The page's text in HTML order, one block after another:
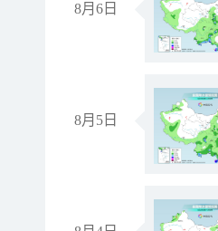
8月6日
8月5日